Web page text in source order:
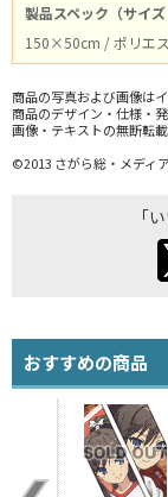
製品スペック（サイズ
150×50cm / ポリエ
商品の写真および画像は
商品のデザイン・仕様・
画像・テキストの無断転
©2013 さがら総・メディ
「
おすすめの商品